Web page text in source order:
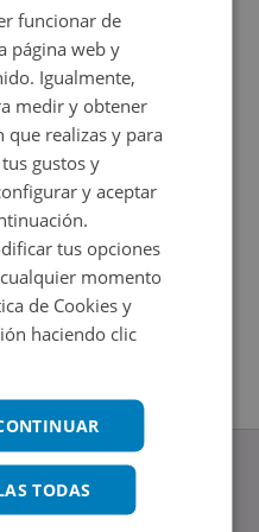
-
funcionar de
página web y
Igualmente,
medir y obtener
que realizas y para
gustos y
y aceptar
tus opciones
momento
de Cookies y
haciendo clic
TODAS